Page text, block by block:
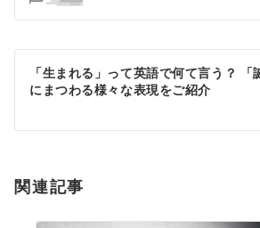
ン
「生まれる」って英語で何て言う？ 「
にまつわる様々な表現をご紹介
関連記事